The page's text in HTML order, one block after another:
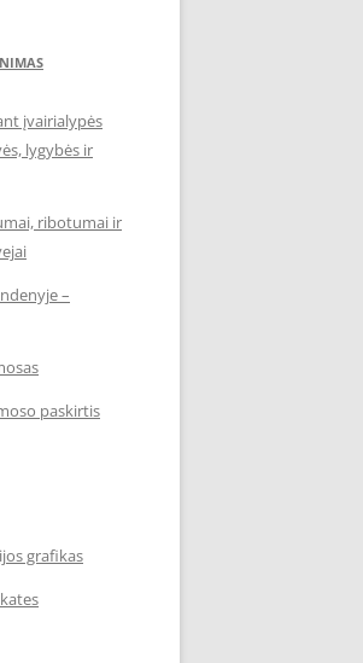
įvairialypės
lygybės ir
ribotumai ir
–
paskirtis
grafikas